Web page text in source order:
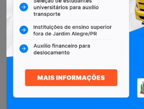
Restituição de